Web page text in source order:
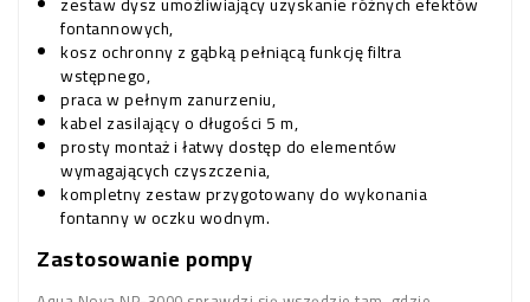
fontannowych,
kosz ochronny z gąbką pełniącą funkcję filtra
wstępnego,
praca w pełnym zanurzeniu,
kabel zasilający o długości 5 m,
prosty montaż i łatwy dostęp do elementów
wymagających czyszczenia,
kompletny zestaw przygotowany do wykonania
fontanny w oczku wodnym.
Zastosowanie pompy